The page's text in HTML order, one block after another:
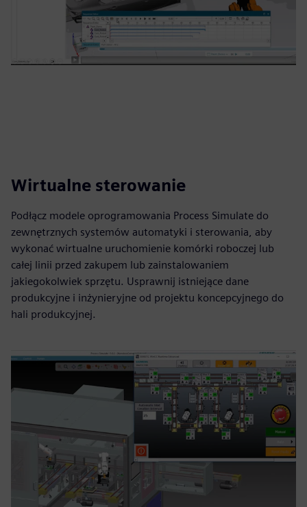
Wirtualne sterowanie
Podłącz modele oprogramowania Process Simulate do
zewnętrznych systemów automatyki i sterowania, aby
wykonać wirtualne uruchomienie komórki roboczej lub
całej linii przed zakupem lub zainstalowaniem
jakiegokolwiek sprzętu. Usprawnij istniejące dane
produkcyjne i inżynieryjne od projektu koncepcyjnego do
hali produkcyjnej.